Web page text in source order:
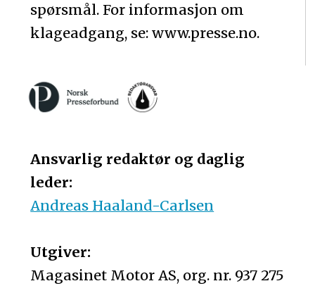
spørsmål. For informasjon om
klageadgang, se: www.presse.no.
Ansvarlig redaktør og daglig
leder:
Andreas Haaland-Carlsen
Utgiver:
Magasinet Motor AS, org. nr. 937 275